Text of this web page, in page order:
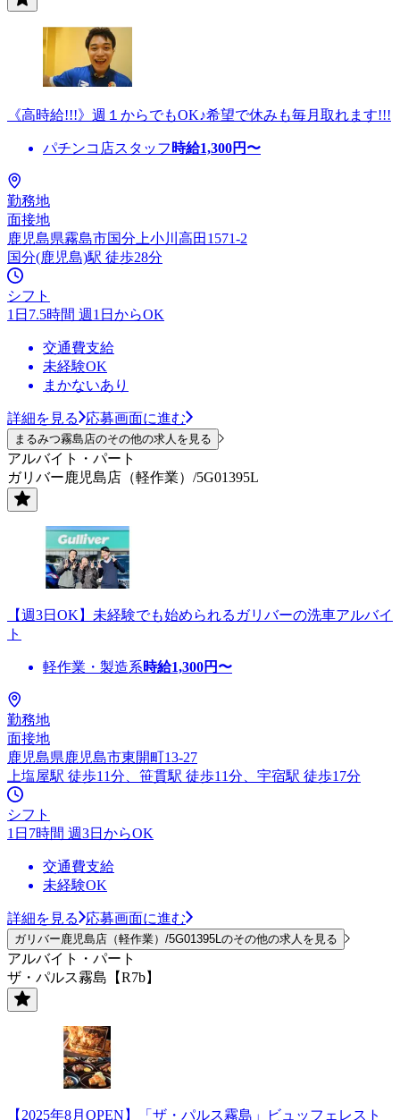
《高時給!!!》週１からでもOK♪希望で休みも毎月取れます!!!
パチンコ店スタッフ 時給1,300円〜
勤務地
面接地
鹿児島県霧島市国分上小川高田1571-2
国分(鹿児島)駅 徒歩28分
シフト
1日7.5時間 週1日からOK
交通費支給
未経験OK
まかないあり
詳細を見る 応募画面に進む
まるみつ霧島店のその他の求人を見る
アルバイト・パート
ガリバー鹿児島店（軽作業）/5G01395L
【週3日OK】未経験でも始められるガリバーの洗車アルバイ
ト
軽作業・製造系時給1,300円〜
勤務地
面接地
鹿児島県鹿児島市東開町13-27
上塩屋駅 徒歩11分、笹貫駅 徒歩11分、宇宿駅 徒歩17分
シフト
1日7時間 週3日からOK
交通費支給
未経験OK
詳細を見る 応募画面に進む
ガリバー鹿児島店（軽作業）/5G01395Lのその他の求人を見る
アルバイト・パート
ザ・パルス霧島【R7b】
【2025年8月OPEN】「ザ・パルス霧島」ビュッフェレスト